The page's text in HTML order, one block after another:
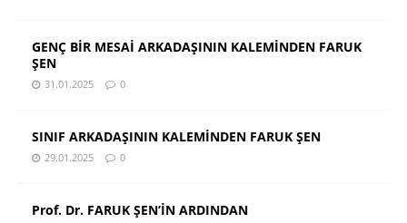
GENÇ BİR MESAİ ARKADAŞININ KALEMİNDEN FARUK
ŞEN
31.01.2025 0
SINIF ARKADAŞININ KALEMİNDEN FARUK ŞEN
29.01.2025 0
Prof. Dr. FARUK ŞEN’İN ARDINDAN